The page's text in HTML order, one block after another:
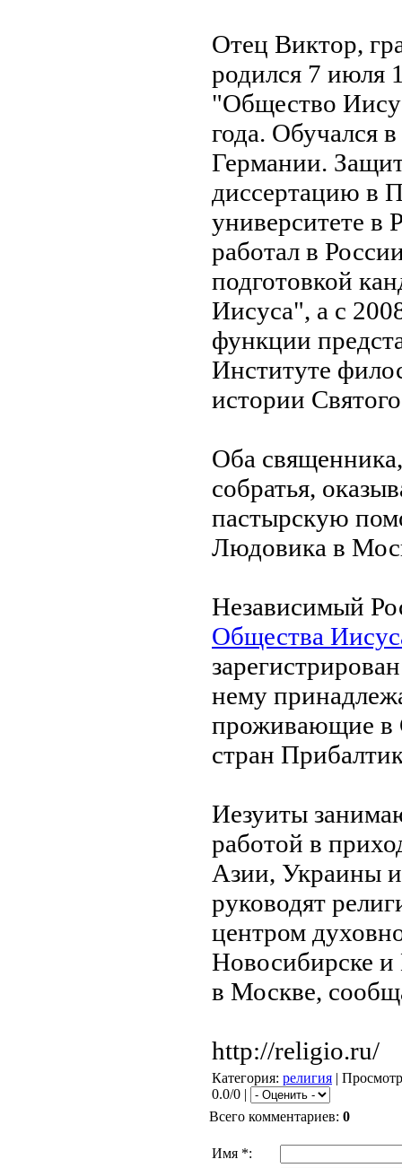
Отец Виктор,
родился 7 июля
"Общество
года. Обучался
Германии.
диссертацию в
университете в
работал в
подготовкой
Иисуса", а с
функции
Институте
истории
Оба
собратья,
пастырскую
Людовика в
Независимый
Общества
нему
проживающие в
стран
Иезуиты
работой в
Азии, Украины
руководят
центром
Новосибирске
в Москве,
http://religio.ru/
Категория: религия |
0.0/0 |
Всего комментариев: 0
Имя *: